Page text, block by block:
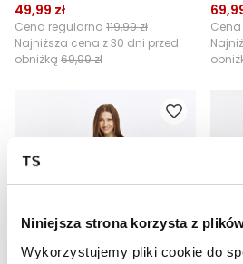
Niniejsza strona korzysta z
Wykorzystujemy pliki cookie do
49,99 zł
Cena regularna 119,99 zł
Najniższa cena z 30 dni przed
obniżką 69,99 zł